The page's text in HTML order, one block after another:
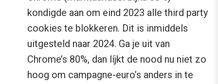
kondigde aan om eind 2023 alle third party
cookies te blokkeren. Dit is inmiddels
uitgesteld naar 2024. Ga je uit van
Chrome’s 80%, dan líjkt de nood nu niet zo
hoog om campagne-euro’s anders in te